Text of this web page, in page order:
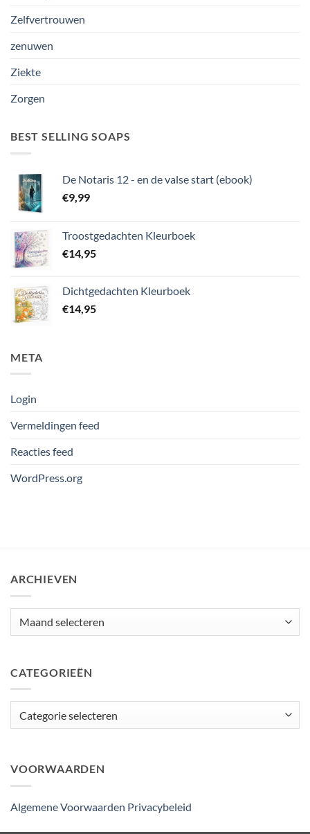
Zelfvertrouwen
zenuwen
Ziekte
Zorgen
BEST SELLING SOAPS
De Notaris 12 - en de valse start (ebook)
€9,99
Troostgedachten Kleurboek
€14,95
Dichtgedachten Kleurboek
€14,95
META
Login
Vermeldingen feed
Reacties feed
WordPress.org
ARCHIEVEN
CATEGORIEËN
VOORWAARDEN
Algemene Voorwaarden Privacybeleid